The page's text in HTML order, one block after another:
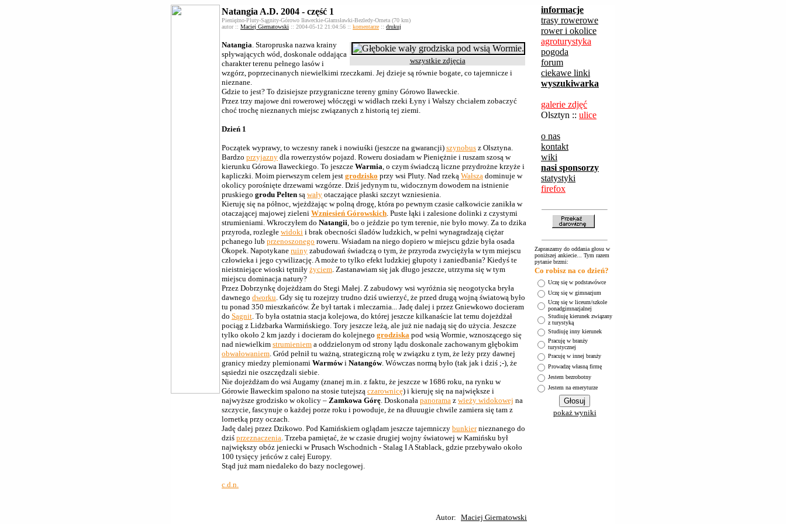
Natangia A.D. 2004 - część 1
Pieniężno-Pluty-Sągnity-Górowo Iławeckie-Głamsławki-Bezledy-Orneta (70 km)
autor :: Maciej Giernatowski :: 2004-05-12 21:04:56 :: komentarze :: drukuj
wszystkie zdjęcia
Natangia. Staropruska nazwa krainy
spływających wód, doskonale oddająca
charakter terenu pełnego lasów i
wzgórz, poprzecinanych niewielkimi rzeczkami. Jej dzieje są równie bogate, co tajemnicze i
nieznane.
Gdzie to jest? To dzisiejsze przygraniczne tereny gminy Górowo Iławeckie.
Przez trzy majowe dni rowerowej włóczęgi w widłach rzeki Łyny i Wałszy chciałem zobaczyć
choć trochę nieznanych miejsc związanych z historią tej ziemi.
Dzień 1
Początek wyprawy, to wczesny ranek i nowiuśki (jeszcze na gwarancji) szynobus z Olsztyna.
Bardzo przyjazny dla rowerzystów pojazd. Roweru dosiadam w Pieniężnie i ruszam szosą w
kierunku Górowa Iławeckiego. To jeszcze Warmia, o czym świadczą liczne przydrożne krzyże i
kapliczki. Moim pierwszym celem jest grodzisko przy wsi Pluty. Nad rzeką Wałszą dominuje w
okolicy porośnięte drzewami wzgórze. Dziś jedynym tu, widocznym dowodem na istnienie
pruskiego grodu Pelten są wały otaczające płaski szczyt wzniesienia.
Kieruję się na północ, wjeżdżając w polną drogę, która po pewnym czasie całkowicie zanikła w
otaczającej majowej zieleni Wzniesień Górowskich. Puste łąki i zalesione dolinki z czystymi
strumieniami. Wkroczyłem do Natangii, bo o jeździe po tym terenie, nie było mowy. Za to dzika
przyroda, rozległe widoki i brak obecności śladów ludzkich, w pełni wynagradzają ciężar
pchanego lub przenoszonego roweru. Wsiadam na niego dopiero w miejscu gdzie była osada
Okopek. Napotykane ruiny zabudowań świadczą o tym, że przyroda zwyciężyła w tym miejscu
człowieka i jego cywilizację. A może to tylko efekt ludzkiej głupoty i zaniedbania? Kiedyś te
nieistniejące wioski tętniły życiem. Zastanawiam się jak długo jeszcze, utrzyma się w tym
miejscu dominacja natury?
Przez Dobrzynkę dojeżdżam do Stegi Małej. Z zabudowy wsi wyróżnia się neogotycka bryła
dawnego dworku. Gdy się tu rozejrzy trudno dziś uwierzyć, że przed drugą wojną światową było
tu ponad 350 mieszkańców. Że był tartak i mleczarnia... Jadę dalej i przez Gniewkowo docieram
do Sągnit. To była ostatnia stacja kolejowa, do której jeszcze kilkanaście lat temu dojeżdżał
pociąg z Lidzbarka Warmińskiego. Tory jeszcze leżą, ale już nie nadają się do użycia. Jeszcze
tylko około 2 km jazdy i docieram do kolejnego grodziska pod wsią Wormie, wznoszącego się
nad niewielkim strumieniem a oddzielonym od strony lądu doskonale zachowanym głębokim
obwałowaniem. Gród pełnił tu ważną, strategiczną rolę w związku z tym, że leży przy dawnej
granicy miedzy plemionami Warmówi Natangów. Wówczas normą było (tak jak i dziś ;-), że
sąsiedzi nie oszczędzali siebie.
Nie dojeżdżam do wsi Augamy (znanej m.in. z faktu, że jeszcze w 1686 roku, na rynku w
Górowie Iławeckim spalono na stosie tutejszą czarownicę) i kieruję się na największe i
najwyższe grodzisko w okolicy – Zamkowa Górę. Doskonała panorama z wieży widokowej na
szczycie, fascynuje o każdej porze roku i powoduje, że na dłuuugie chwile zamiera się tam z
lornetką przy oczach.
Jadę dalej przez Dzikowo. Pod Kamińskiem oglądam jeszcze tajemniczy bunkiernieznanego do
dziś przeznaczenia. Trzeba pamiętać, że w czasie drugiej wojny światowej w Kamińsku był
największy obóz jeniecki w Prusach Wschodnich - Stalag I A Stablack, gdzie przebywało około
100 tysięcy jeńców z całej Europy.
Stąd już mam niedaleko do bazy noclegowej.
c.d.n.
Autor: Maciej Giernatowski
informacje
trasy rowerowe
rower i okolice
agroturystyka
pogoda
forum
ciekawe linki
wyszukiwarka
galerie zdjęć
Olsztyn :: ulice
o nas
kontakt
wiki
nasi sponsorzy
statystyki
firefox
Zapraszamy do oddania głosu w
poniższej ankiecie... Tym razem
pytanie brzmi:
Co robisz na co dzień?
Uczę się w podstawówce
Uczę się w gimnazjum
Uczę się w liceum/szkole
ponadgimnazjalnej
Studiuję kierunek związany
z turystyką
Studiuję inny kierunek
Pracuję w branży
turystycznej
Pracuję w innej branży
Prowadzę własną firmę
Jestem bezrobotny
Jestem na emeryturze
pokaż wyniki